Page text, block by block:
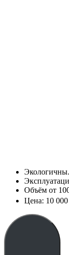
Экологичны.
Объём от
Цена: 10